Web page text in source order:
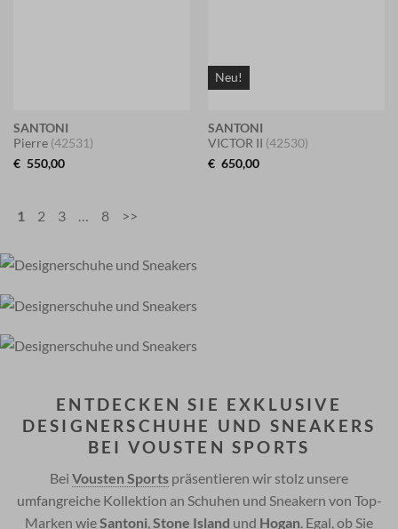
SANTONI
Pierre (42531)
€ 550,00
Neu!
SANTONI
VICTOR II (42530)
€ 650,00
1 2 3 … 8 >>
ENTDECKEN SIE EXKLUSIVE
DESIGNERSCHUHE UND SNEAKERS
BEI VOUSTEN SPORTS
Bei Vousten Sports präsentieren wir stolz unsere
umfangreiche Kollektion an Schuhen und Sneakern von Top-
Marken wie Santoni Stone Island und Hogan . Egal, ob Sie